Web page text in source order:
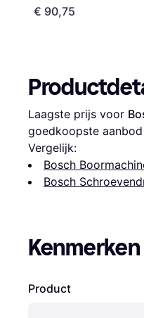
€ 90,75
Laagste prijs voor
goedkoopste
Vergelijk:
Bosch
Bosch
Kenmerken
Product